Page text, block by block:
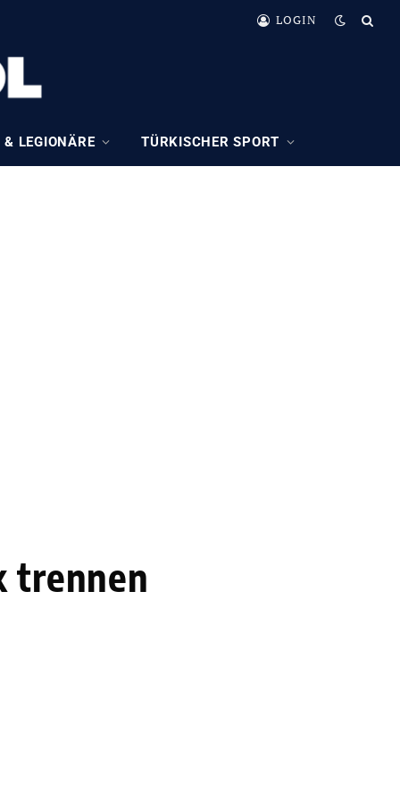
LOGIN
LEGIONÄRE TÜRKISCHER SPORT
trennen